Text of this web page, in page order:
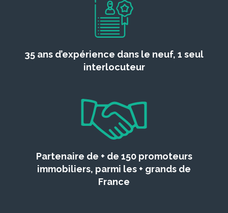
35 ans d’expérience dans le neuf, 1 seul
interlocuteur
Partenaire de + de 150 promoteurs
immobiliers, parmi les + grands de
France